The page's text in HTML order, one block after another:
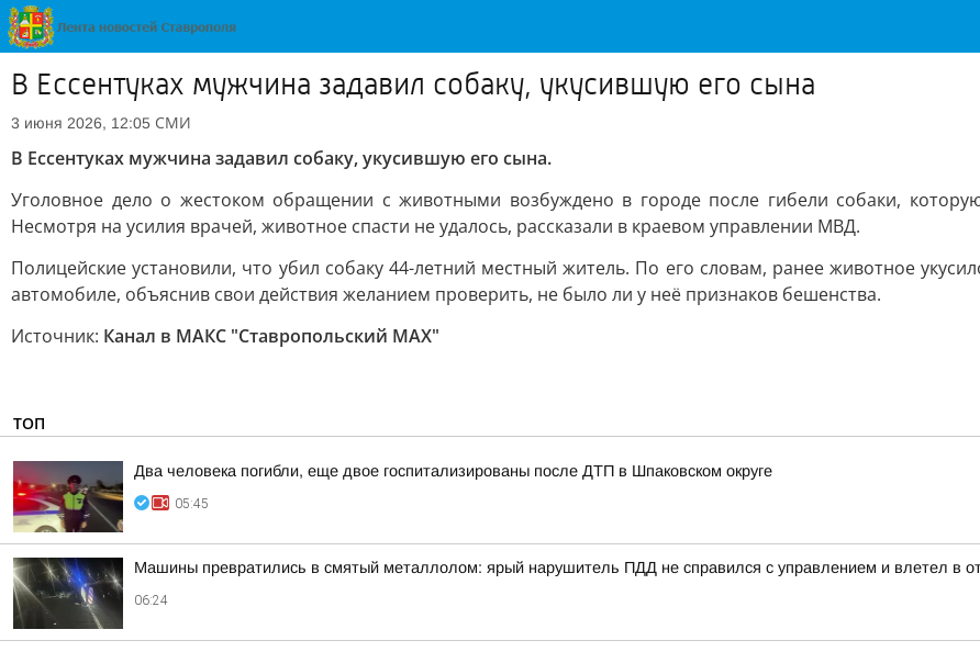
В Ессентуках мужчина задавил собаку, укусившую его сына
3 июня 2026, 12:05 СМИ
В Ессентуках мужчина задавил собаку, укусившую его сына.
Уголовное дело о жестоком обращении с животными возбуждено в городе после гибели собаки,
Несмотря на усилия врачей, животное спасти не удалось, рассказали в краевом управлении МВД.
Полицейские установили, что убил собаку 44-летний местный житель. По его словам, ранее животное
автомобиле, объяснив свои действия желанием проверить, не было ли у неё признаков бешенства.
Источник: Канал в МАКС "Ставропольский MAX"
ТОП
Два человека погибли, еще двое госпитализированы после ДТП в Шпаковском округе
05:45
Машины превратились в смятый металлолом: ярый нарушитель ПДД не справился с управлением и влетел в
06:24